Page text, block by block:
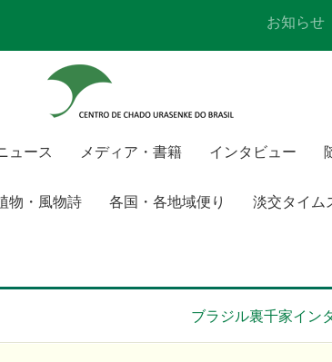
お知らせ
ュース メディア・書籍 インタビュー
物・風物詩 各国・各地域便り 淡交タイム
ブラジル裏千家イン